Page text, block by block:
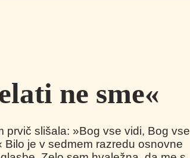
ne sme«
prvič slišala: »Bog vse vidi, Bog vse
Bilo je v sedmem razredu osnovne